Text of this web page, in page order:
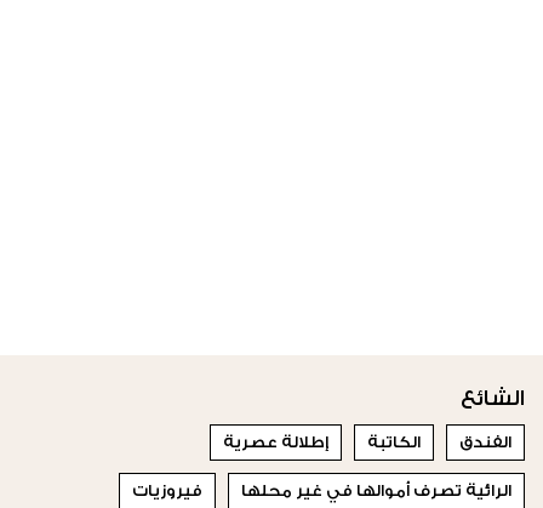
الشائع
الفندق الكاتبة إطلالة عصرية
الرائية تصرف أموالها في غير محلها فيروزيات